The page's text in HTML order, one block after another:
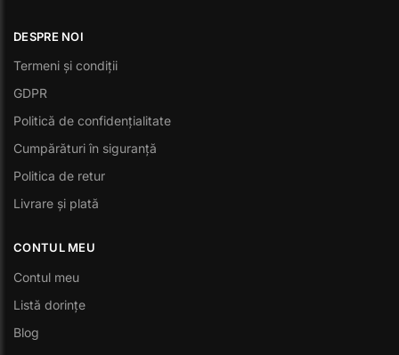
DESPRE NOI
Termeni și condiții
GDPR
Politică de confidențialitate
Cumpărături în siguranță
Politica de retur
Livrare și plată
CONTUL MEU
Contul meu
Listă dorințe
Blog